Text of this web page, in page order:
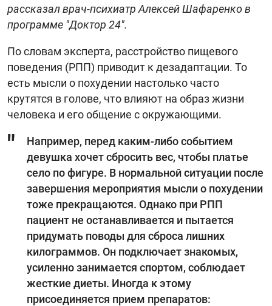
рассказал врач-психиатр Алексей Шафаренко в
программе "Доктор 24".
По словам эксперта, расстройство пищевого
поведения (РПП) приводит к дезадаптации. То
есть мысли о похудении настолько часто
крутятся в голове, что влияют на образ жизни
человека и его общение с окружающими.
Например, перед каким-либо событием
девушка хочет сбросить вес, чтобы платье
село по фигуре. В нормальной ситуации после
завершения мероприятия мысли о похудении
тоже прекращаются. Однако при РПП
пациент не останавливается и пытается
придумать поводы для сброса лишних
килограммов. Он подключает знакомых,
усиленно занимается спортом, соблюдает
жесткие диеты. Иногда к этому
присоединяется прием препаратов: